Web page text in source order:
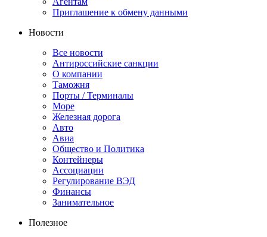
Приглашение к обмену данными
Новости
Все новости
Антироссийские санкции
О компании
Таможня
Порты / Терминалы
Море
Железная дорога
Авто
Авиа
Общество и Политика
Контейнеры
Ассоциации
Регулирование ВЭД
Финансы
Занимательное
Полезное